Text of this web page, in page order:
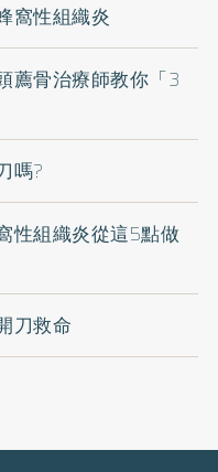
窩性組織炎
薦骨治療師教你「3
嗎?
性組織炎從這5點做
刀救命